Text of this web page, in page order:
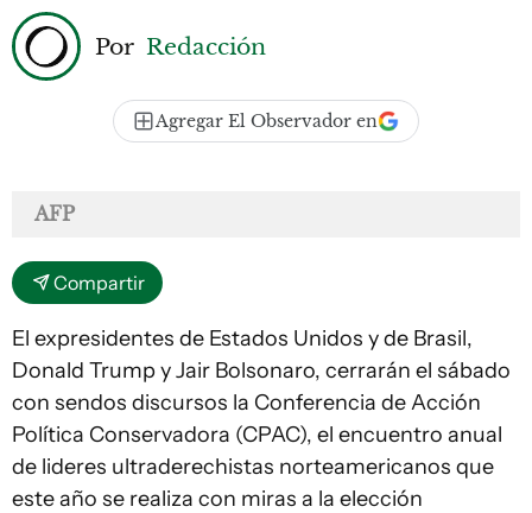
Por Redacción
Agregar El Observador en
AFP
Compartir
El expresidentes de Estados Unidos y de Brasil,
Donald Trump y Jair Bolsonaro, cerrarán el sábado
con sendos discursos la Conferencia de Acción
Política Conservadora (CPAC), el encuentro anual
de lideres ultraderechistas norteamericanos que
este año se realiza con miras a la elección